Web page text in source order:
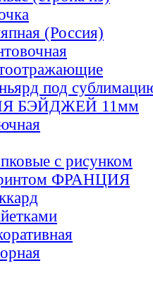
(Россия)
под
БЭЙДЖЕЙ 11мм
с рисунком
ФРАНЦИЯ